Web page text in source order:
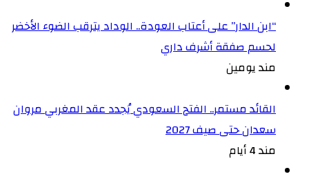
“ابن الدار” على أعتاب العودة.. الوداد يترقب الضوء الأخضر
لحسم صفقة أشرف داري
مند يومين
القائد مستمر.. الفتح السعودي يُجدد عقد المغربي مروان
سعدان حتى صيف 2027
مند 4 أيام